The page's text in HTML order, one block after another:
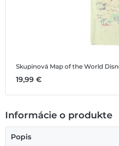
Skupinová Map of the World Disney
19,99 €
Informácie o produkte
Popis